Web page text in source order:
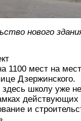
нового
1100 мест на
Дзержинского.
здесь школу уже не
действующих
и